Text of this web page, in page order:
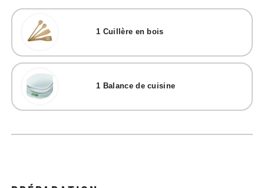
1 Cuillère en bois
1 Balance de cuisine